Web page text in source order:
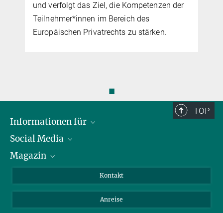
und verfolgt das Ziel, die Kompetenzen der
Teilnehmer*innen im Bereich des
Europäischen Privatrechts zu stärken.
◼
TOP
Informationen für
Journalist*innen
Stipendiat*innen
Social Media
LinkedIn
Magazin
Kontakt
Anreise